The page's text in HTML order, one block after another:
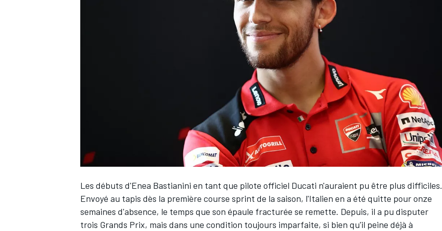
Les débuts d'Enea Bastianini en tant que pilote officiel Ducati n'auraient pu être plus difficiles.
Envoyé au tapis dès la première course sprint de la saison, l'Italien en a été quitte pour onze
semaines d'absence, le temps que son épaule fracturée se remette. Depuis, il a pu disputer
trois Grands Prix, mais dans une condition toujours imparfaite, si bien qu'il peine déjà à